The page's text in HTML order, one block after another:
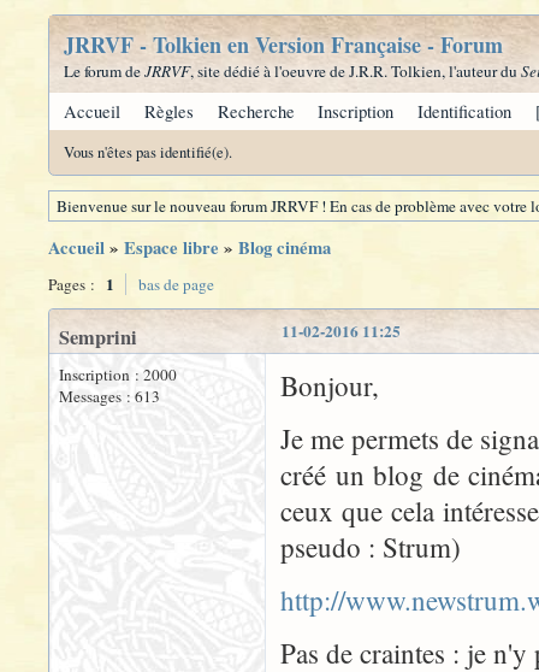
JRRVF - Tolkien en Version Française - Forum
Le forum deJRRVF, site dédié à l'oeuvre de J.R.R. Tolkien, l'auteur du
Accueil Règles Recherche Inscription Identification
Vous n'êtes pas identifié(e).
Bienvenue sur le nouveau forum JRRVF ! En cas de problème avec
Accueil» Espace libre » Blog cinéma
Pages : 1 bas de page
11-02-2016 11:25
Semprini
Inscription : 2000
Messages : 613
Bonjour,
Je me permets de
créé un blog de
ceux que cela
pseudo : Strum)
http://
Pas de craintes : je